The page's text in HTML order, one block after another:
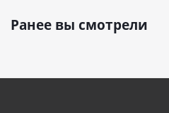
Ранее вы смотрели